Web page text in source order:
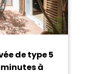
de type 5
à